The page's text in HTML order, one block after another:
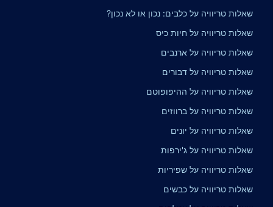
שאלות טריוויה על כלבים: נכון או לא נכון?
שאלות טריוויה על חיות כיס
שאלות טריוויה על ארנבים
שאלות טריוויה על דבורים
שאלות טריוויה על ההיפופוטם
שאלות טריוויה על ברווזים
שאלות טריוויה על יונים
שאלות טריוויה על ג'ירפות
שאלות טריוויה על שפיריות
שאלות טריוויה על כבשים